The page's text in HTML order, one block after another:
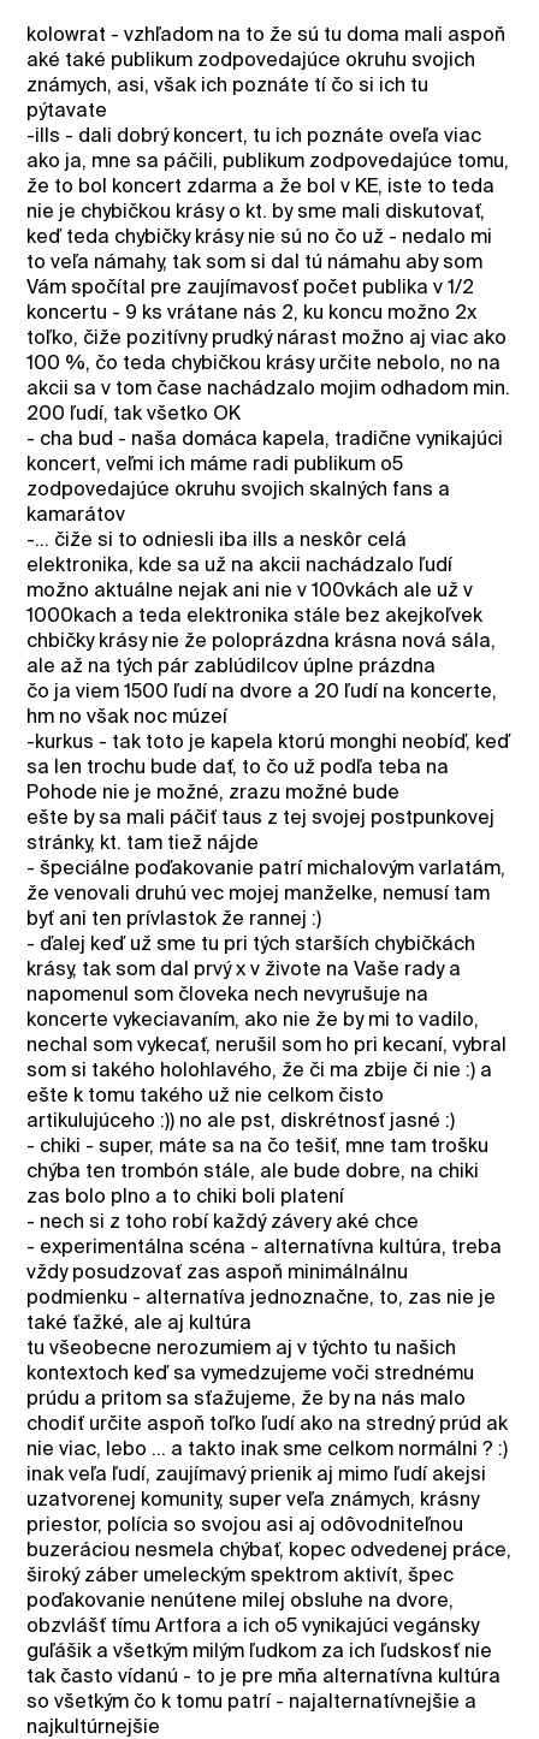
kolowrat - vzhľadom na to že sú tu doma mali aspoň
aké také publikum zodpovedajúce okruhu svojich
známych, asi, však ich poznáte tí čo si ich tu
pýtavate
-ills - dali dobrý koncert, tu ich poznáte oveľa viac
ako ja, mne sa páčili, publikum zodpovedajúce tomu,
že to bol koncert zdarma a že bol v KE, iste to teda
nie je chybičkou krásy o kt. by sme mali diskutovať,
keď teda chybičky krásy nie sú no čo už - nedalo mi
to veľa námahy, tak som si dal tú námahu aby som
Vám spočítal pre zaujímavosť počet publika v 1/2
koncertu - 9 ks vrátane nás 2, ku koncu možno 2x
toľko, čiže pozitívny prudký nárast možno aj viac ako
100 %, čo teda chybičkou krásy určite nebolo, no na
akcii sa v tom čase nachádzalo mojim odhadom min.
200 ľudí, tak všetko OK
- cha bud - naša domáca kapela, tradične vynikajúci
koncert, veľmi ich máme radi publikum o5
zodpovedajúce okruhu svojich skalných fans a
kamarátov
-... čiže si to odniesli iba ills a neskôr celá
elektronika, kde sa už na akcii nachádzalo ľudí
možno aktuálne nejak ani nie v 100vkách ale už v
1000kach a teda elektronika stále bez akejkoľvek
chbičky krásy nie že poloprázdna krásna nová sála,
ale až na tých pár zablúdilcov úplne prázdna
čo ja viem 1500 ľudí na dvore a 20 ľudí na koncerte,
hm no však noc múzeí
-kurkus - tak toto je kapela ktorú monghi neobíď, keď
sa len trochu bude dať, to čo už podľa teba na
Pohode nie je možné, zrazu možné bude
ešte by sa mali páčiť taus z tej svojej postpunkovej
stránky, kt. tam tiež nájde
- špeciálne poďakovanie patrí michalovým varlatám,
že venovali druhú vec mojej manželke, nemusí tam
byť ani ten prívlastok že rannej :)
- ďalej keď už sme tu pri tých starších chybičkách
krásy, tak som dal prvý x v živote na Vaše rady a
napomenul som človeka nech nevyrušuje na
koncerte vykeciavaním, ako nie že by mi to vadilo,
nechal som vykecať, nerušil som ho pri kecaní, vybral
som si takého holohlavého, že či ma zbije či nie :) a
ešte k tomu takého už nie celkom čisto
artikulujúceho :)) no ale pst, diskrétnosť jasné :)
- chiki - super, máte sa na čo tešiť, mne tam trošku
chýba ten trombón stále, ale bude dobre, na chiki
zas bolo plno a to chiki boli platení
- nech si z toho robí každý závery aké chce
- experimentálna scéna - alternatívna kultúra, treba
vždy posudzovať zas aspoň minimálnálnu
podmienku - alternatíva jednoznačne, to, zas nie je
také ťažké, ale aj kultúra
tu všeobecne nerozumiem aj v týchto tu našich
kontextoch keď sa vymedzujeme voči strednému
prúdu a pritom sa sťažujeme, že by na nás malo
chodiť určite aspoň toľko ľudí ako na stredný prúd ak
nie viac, lebo ... a takto inak sme celkom normálni ? :)
inak veľa ľudí, zaujímavý prienik aj mimo ľudí akejsi
uzatvorenej komunity, super veľa známych, krásny
priestor, polícia so svojou asi aj odôvodniteľnou
buzeráciou nesmela chýbať, kopec odvedenej práce,
široký záber umeleckým spektrom aktivít, špec
poďakovanie nenútene milej obsluhe na dvore,
obzvlášť tímu Artfora a ich o5 vynikajúci vegánsky
guľášik a všetkým milým ľudkom za ich ľudskosť nie
tak často vídanú - to je pre mňa alternatívna kultúra
so všetkým čo k tomu patrí - najalternatívnejšie a
najkultúrnejšie